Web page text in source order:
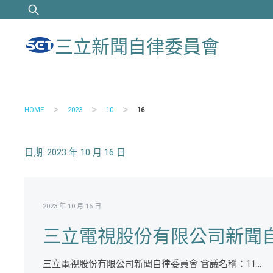
to
content
搜
尋
關
鍵
三立新聞自律委員會
HOME > 2023 > 10 > 16
日期: 2023 年 10 月 16 日
2023 年 10 月 16 日
三立電視股份有限公司新聞
三立電視股份有限公司新聞自律委員會 會議名稱：11...